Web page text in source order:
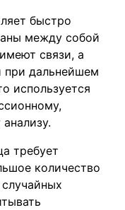
быстро
между собой
связи, а
при дальнейшем
используется
требует
количество